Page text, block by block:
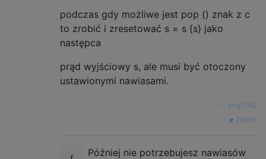
podczas gdy możliwe jest pop () znak z c
to zrobić i zresetować s = s {s} jako
następca
prąd wyjściowy s, ale musi być otoczony
ustawionymi nawiasami.
jing3142
źródło
Później nie potrzebujesz nawiasów